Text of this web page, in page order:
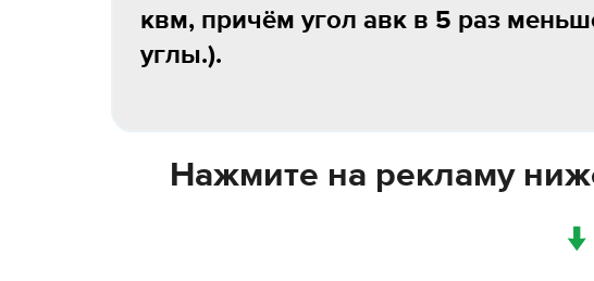
квм, причём угол авк в 5 раз
углы.).
Нажмите на рекламу
↓